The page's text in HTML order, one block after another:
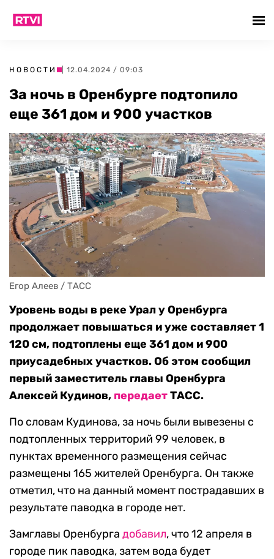
НОВОСТИ | 12.04.2024 / 09:03
За ночь в Оренбурге подтопило
еще 361 дом и 900 участков
Егор Алеев / ТАСС
Уровень воды в реке Урал у Оренбурга
продолжает повышаться и уже составляет 1
120 см, подтоплены еще 361 дом и 900
приусадебных участков. Об этом сообщил
первый заместитель главы Оренбурга
Алексей Кудинов, передаетТАСС.
По словам Кудинова, за ночь были вывезены с
подтопленных территорий 99 человек, в
пунктах временного размещения сейчас
размещены 165 жителей Оренбурга. Он также
отметил, что на данный момент пострадавших в
результате паводка в городе нет.
Замглавы Оренбурга добавил, что 12 апреля в
городе пик паводка, затем вода будет